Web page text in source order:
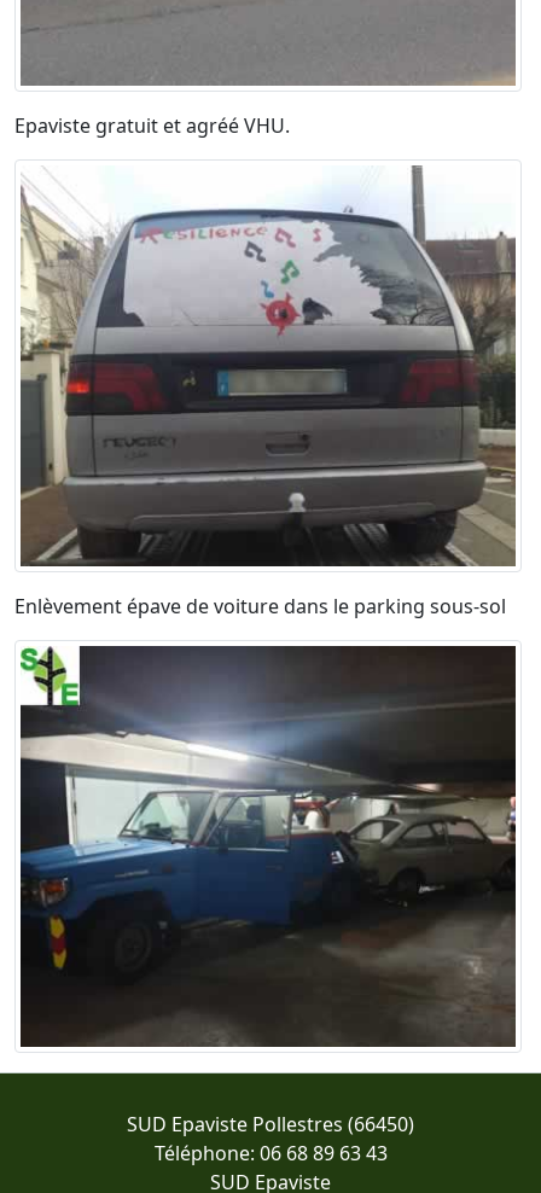
Epaviste gratuit et agréé VHU.
Enlèvement épave de voiture dans le parking sous-sol
SUD Epaviste Pollestres (66450)
Téléphone: 06 68 89 63 43
SUD Epaviste